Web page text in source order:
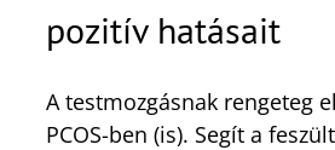
pozitív hatásait
A testmozgásnak rengeteg
PCOS-ben (is). Segít a